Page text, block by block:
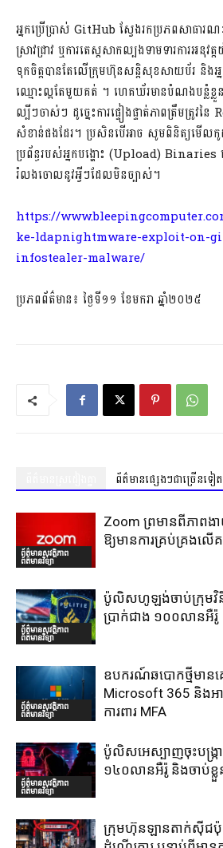
អ្នកប្រើប្រាស់ GitHub ស្វែងរកប្រភពសាធា
ស្រាវជ្រាវ ឬការតេស្តសាកល្បងទាមទារការអនុវ
ទុកចិត្តបានតែលើក្រុមហ៊ុនសន្តិសុខសាយប័រ និងអ្នក
ឈ្មោះល្អតែមួយគត់ ។ ហេគឃ័រមានបំណងបន្លំខ្លួនជ
ល្បីៗចាស់ៗ ដូច្នេះការផ្ទៀងផ្ទាត់ភាពត្រឹមត្រូវន
សំខាន់ផងដែរ។ ប្រសិនបើអាច សូមពិនិត្យមើលកូ
ប្រព័ន្ធរបស់អ្នកបង្ហោះ (Upload)
រំលងចោលនូវអ្វីៗដែលមិនច្បាស់។
https://
ke-ldapnightmware-exploit-on-
infostealer-malware/
ប្រភពព័ត៌មាន៖ ថ្ងៃទី១១ ខែមករា ឆ្នាំ២០២៥
ព័ត៌មានផ្សេងៗជាច្រើនទៀត
ព័ត៌មានសុវត្ថិភាព
ព័ត៌មានវិទ្យា
Zoom ព្រមានពីភាពង
ឱ្យមានការគ្រប់គ្រងល
ព័ត៌មានសុវត្ថិភាព
ព័ត៌មានវិទ្យា
ប៉ូលិសហូឡង់ចាប់ក្រុម
ប្រាក់ជាង ១០០លានអឺរ៉ូ
ព័ត៌មានសុវត្ថិភាព
ព័ត៌មានវិទ្យា
ឧបករណ៍ឆបោកថ្មីមា
Microsoft 365 និងអ
ការពារ MFA
ព័ត៌មានសុវត្ថិភាព
ព័ត៌មានវិទ្យា
ប៉ូលិសអេស្បាញចុះបង្រ្
១៤០លានអឺរ៉ូ និងចាប់ខ្
ក្រុមហ៊ុនឡានតាក់ស៊ីជប៉ុ